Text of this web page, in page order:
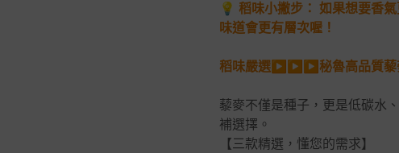
💡 稻味小撇步： 如果想要香
味道會更有層次喔！
稻味嚴選▶▶▶秘魯高品質藜
藜麥不僅是種子，更是低碳水
補選擇。
【三款精選，懂您的需求】